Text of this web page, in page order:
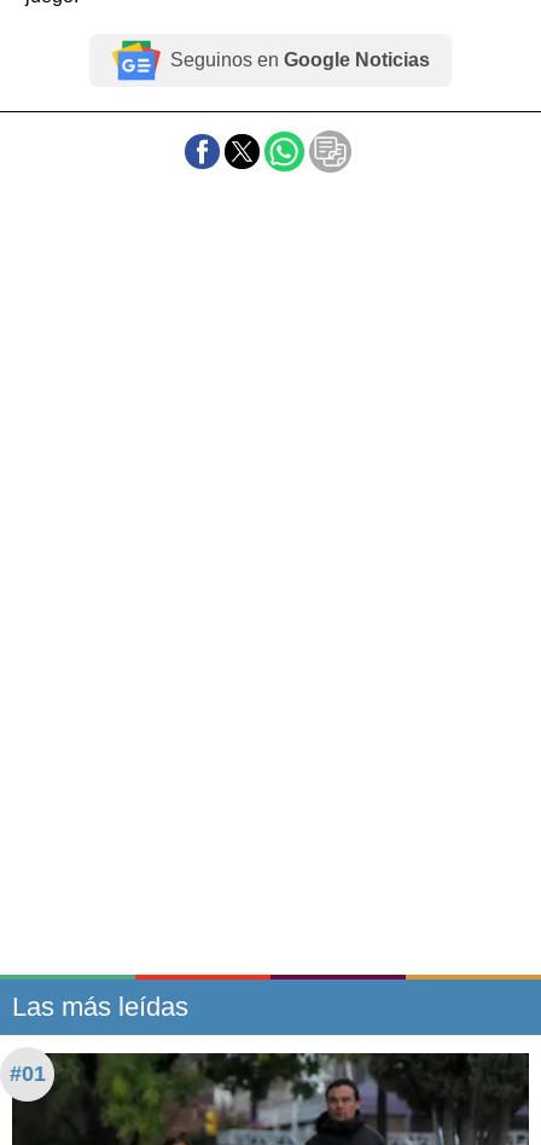
Seguinos en Google Noticias
Las más leídas
#01